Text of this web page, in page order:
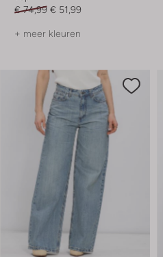
€ 74,99 € 51,99
+ meer kleuren